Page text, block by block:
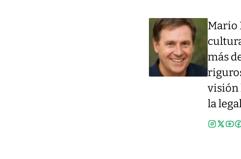
Mario
más
visión
la